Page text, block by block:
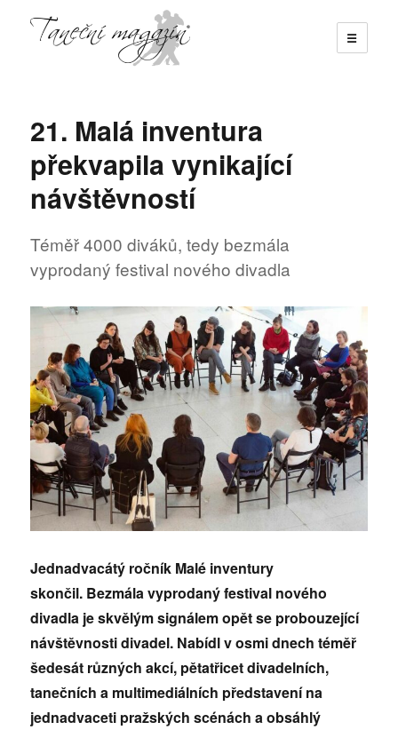
☰
21. Malá inventura
překvapila vynikající
návštěvností
Téměř 4000 diváků, tedy bezmála
vyprodaný festival nového divadla
Jednadvacátý ročník Malé inventury
skončil. Bezmála vyprodaný festival nového
divadla je skvělým signálem opět se probouzející
návštěvnosti divadel. Nabídl v osmi dnech téměř
šedesát různých akcí, pětatřicet divadelních,
tanečních a multimediálních představení na
jednadvaceti pražských scénách a obsáhlý